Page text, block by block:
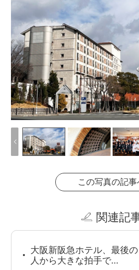
この写真の記事
関連記
大阪新阪急ホテル、最後
人から大きな拍手で…